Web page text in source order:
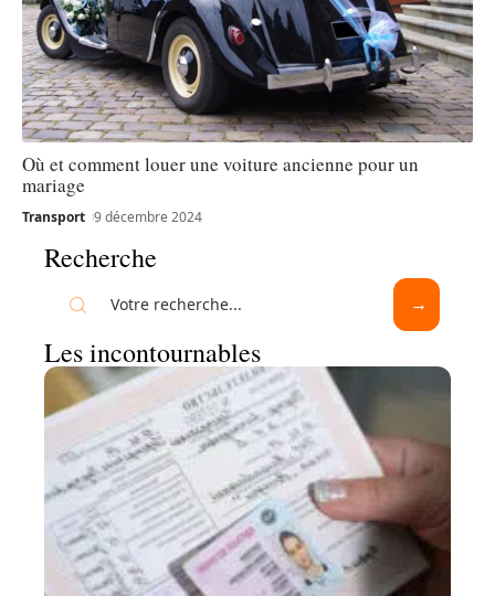
Où et comment louer une voiture ancienne pour un
mariage
Transport 9 décembre 2024
Recherche
Les incontournables